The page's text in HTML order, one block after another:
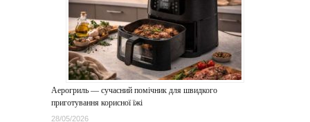
Аерогриль — сучасний помічник для швидкого
приготування корисної їжі
28/05/2026